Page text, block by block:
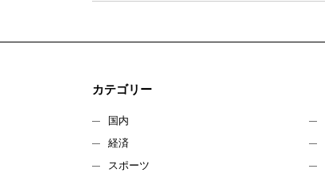
カテゴリー
国内
経済
スポーツ